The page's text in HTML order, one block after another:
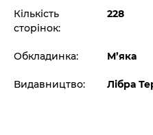
Кількість
сторінок:
228
Обкладинка: М’яка
Видавництво: Лібра